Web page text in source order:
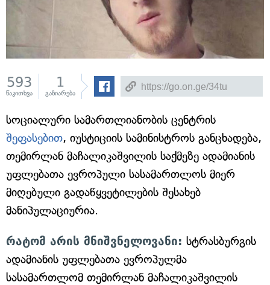
593
წაკითხვა
1
გაზიარება
სოციალური სამართლიანობის ცენტრის
შეფასებით, იუსტიციის სამინისტროს განცხადება,
თემირლან მაჩალიკაშვილის საქმეზე ადამიანის
უფლებათა ევროპული სასამართლოს მიერ
მიღებული გადაწყვეტილების შესახებ
მანიპულაციურია.
რატომ არის მნიშვნელოვანი: სტრასბურგის
ადამიანის უფლებათა ევროპულმა
სასამართლომ თემირლან მაჩალიკაშვილის